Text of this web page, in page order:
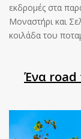
εκδρομές στα
Μοναστήρι και
κοιλάδα του
Ένα road